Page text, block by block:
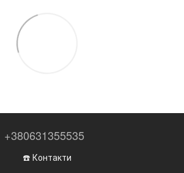
+380631355535
☎️ Контакти